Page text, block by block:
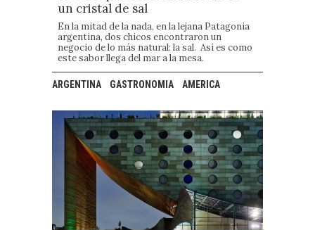
un cristal de sal
En la mitad de la nada, en la lejana Patagonia
argentina, dos chicos encontraron un
negocio de lo más natural: la sal. Así es como
este sabor llega del mar a la mesa.
ARGENTINA GASTRONOMIA AMERICA